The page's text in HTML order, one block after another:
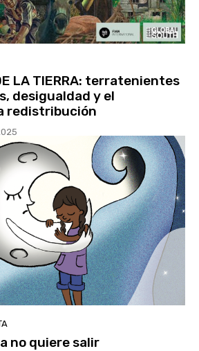
LA TIERRA: terratenientes
desigualdad y el
redistribución
no quiere salir